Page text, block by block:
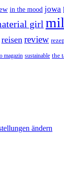
in the mood jowa
girl
reisen review
magazin sustainable the
ändern